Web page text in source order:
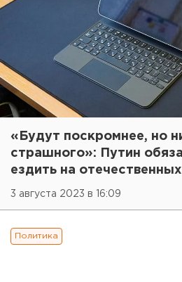
«Будут поскромнее, но
страшного»: Путин
ездить на
3 августа 2023 в 16:09
Политика